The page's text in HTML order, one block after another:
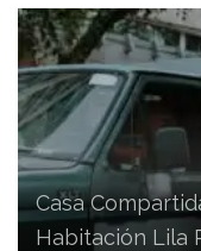
Casa
Habitación Lila